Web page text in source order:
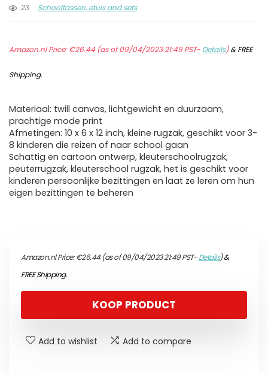
23
Schooltassen, etuis and sets
Amazon.nl Price:€26.44 (as of 09/04/2023 21:49 PST- Details)&FREE
Shipping.
Materiaal: twill canvas, lichtgewicht en duurzaam,
prachtige mode print
Afmetingen: 10 x 6 x 12 inch, kleine rugzak, geschikt voor 3-
8 kinderen die reizen of naar school gaan
Schattig en cartoon ontwerp, kleuterschoolrugzak,
peuterrugzak, kleuterschool rugzak, het is geschikt voor
kinderen persoonlijke bezittingen en laat ze leren om hun
eigen bezittingen te beheren
Amazon.nl Price:€26.44(as of 09/04/2023 21:49 PST-Details)&
FREE Shipping.
KOOP PRODUCT
Add to wishlist Add to compare